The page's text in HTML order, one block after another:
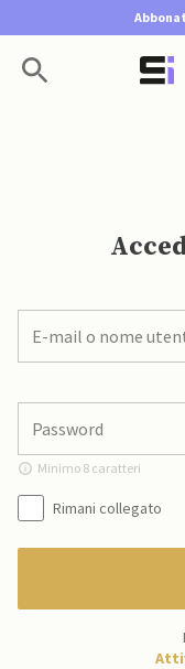
Minimo 8 caratteri
Rimani collegato